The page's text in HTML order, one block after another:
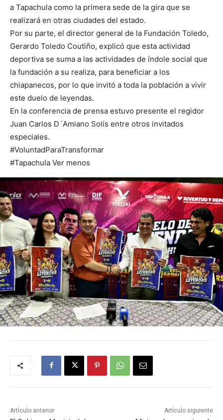
a Tapachula como la primera sede de la gira que se
realizará en otras ciudades del estado.
Por su parte, el director general de la Fundación Toledo,
Gerardo Toledo Coutiño, explicó que esta actividad
deportiva se suma a las actividades de índole social que
la fundación a su realiza, para beneficiar a los
chiapanecos, por lo que invitó a toda la población a vivir
este duelo de leyendas.
En la conferencia de prensa estuvo presente el regidor
Juan Carlos D´Amiano Solís entre otros invitados
especiales.
#VoluntadParaTransformar
#Tapachula Ver menos
Artículo anterior Artículo siguiente